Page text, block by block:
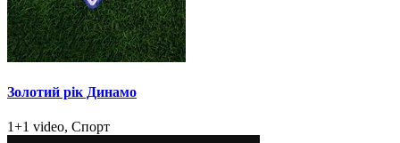
Золотий рік Динамо
1+1 video, Спорт